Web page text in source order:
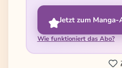
Jetzt zum Manga-
Wie funktioniert das Abo?